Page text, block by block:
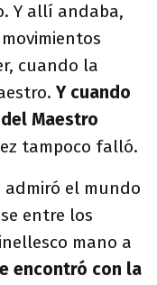
Y allí andaba,
cuando la
Y cuando
Maestro
tampoco falló.
el mundo
entre los
mano a
encontró con la